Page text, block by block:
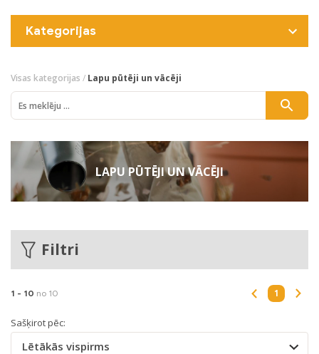
Kategorijas
Visas kategorijas / Lapu pūtēji un vācēji
LAPU PŪTĒJI UN VĀCĒJI
Filtri
1 - 10 no 10 1
Sašķirot pēc:
Lētākās vispirms